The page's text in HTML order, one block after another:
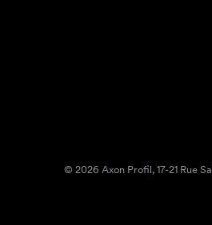
© 2026 Axon Profil, 17-21 Rue